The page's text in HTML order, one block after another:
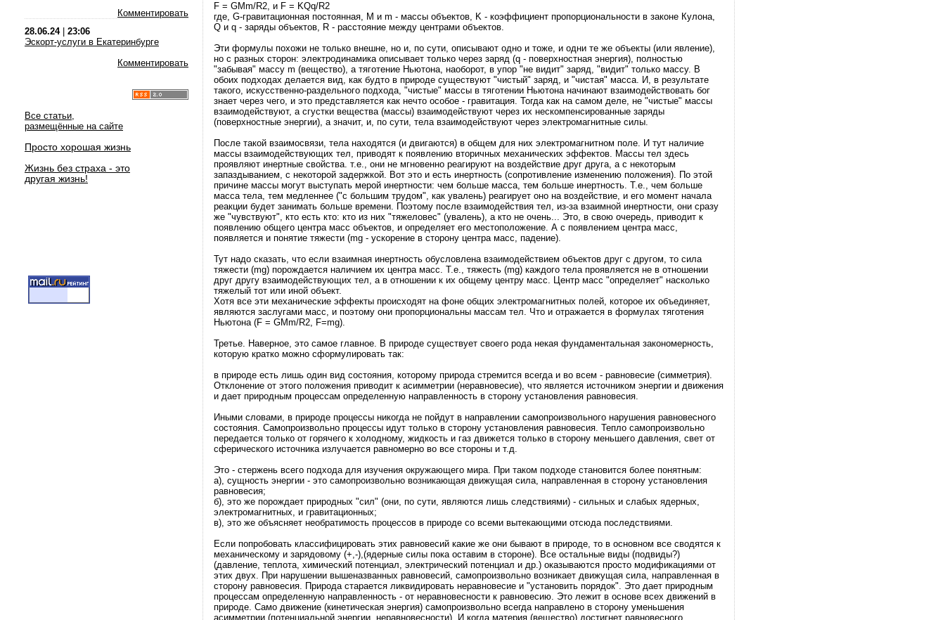
Комментировать
28.06.24| 23:06
Эскорт-услуги в Екатеринбурге
Комментировать
Все статьи,
размещённые на сайте
Просто хорошая жизнь
Жизнь без страха - это
другая жизнь!
F = GMm/R2, и F = KQq/R2
где, G-гравитационная постоянная, M и m - массы объектов, K - коэффициент пропорциональности в законе Кулона,
Q и q - заряды объектов, R - расстояние между центрами объектов.
Эти формулы похожи не только внешне, но и, по сути, описывают одно и тоже, и одни те же объекты (или явление),
но с разных сторон: электродинамика описывает только через заряд (q - поверхностная энергия), полностью
"забывая" массу m (вещество), а тяготение Ньютона, наоборот, в упор "не видит" заряд, "видит" только массу. В
обоих подходах делается вид, как будто в природе существуют "чистый" заряд, и "чистая" масса. И, в результате
такого, искусственно-раздельного подхода, "чистые" массы в тяготении Ньютона начинают взаимодействовать бог
знает через чего, и это представляется как нечто особое - гравитация. Тогда как на самом деле, не "чистые" массы
взаимодействуют, а сгустки вещества (массы) взаимодействуют через их нескомпенсированные заряды
(поверхностные энергии), а значит, и, по сути, тела взаимодействуют через электромагнитные силы.
После такой взаимосвязи, тела находятся (и двигаются) в общем для них электромагнитном поле. И тут наличие
массы взаимодействующих тел, приводят к появлению вторичных механических эффектов. Массы тел здесь
проявляют инертные свойства. т.е., они не мгновенно реагируют на воздействие друг друга, а с некоторым
запаздыванием, с некоторой задержкой. Вот это и есть инертность (сопротивление изменению положения). По этой
причине массы могут выступать мерой инертности: чем больше масса, тем больше инертность. Т.е., чем больше
масса тела, тем медленнее ("с большим трудом", как увалень) реагирует оно на воздействие, и его момент начала
реакции будет занимать больше времени. Поэтому после взаимодействия тел, из-за взаимной инертности, они сразу
же "чувствуют", кто есть кто: кто из них "тяжеловес" (увалень), а кто не очень... Это, в свою очередь, приводит к
появлению общего центра масс объектов, и определяет его местоположение. А с появлением центра масс,
появляется и понятие тяжести (mg - ускорение в сторону центра масс, падение).
Тут надо сказать, что если взаимная инертность обусловлена взаимодействием объектов друг с другом, то сила
тяжести (mg) порождается наличием их центра масс. Т.е., тяжесть (mg) каждого тела проявляется не в отношении
друг другу взаимодействующих тел, а в отношении к их общему центру масс. Центр масс "определяет" насколько
тяжелый тот или иной объект.
Хотя все эти механические эффекты происходят на фоне общих электромагнитных полей, которое их объединяет,
являются заслугами масс, и поэтому они пропорциональны массам тел. Что и отражается в формулах тяготения
Ньютона (F = GMm/R2, F=mg).
Третье. Наверное, это самое главное. В природе существует своего рода некая фундаментальная закономерность,
которую кратко можно сформулировать так:
в природе есть лишь один вид состояния, которому природа стремится всегда и во всем - равновесие (симметрия).
Отклонение от этого положения приводит к асимметрии (неравновесие), что является источником энергии и движения
и дает природным процессам определенную направленность в сторону установления равновесия.
Иными словами, в природе процессы никогда не пойдут в направлении самопроизвольного нарушения равновесного
состояния. Самопроизвольно процессы идут только в сторону установления равновесия. Тепло самопроизвольно
передается только от горячего к холодному, жидкость и газ движется только в сторону меньшего давления, свет от
сферического источника излучается равномерно во все стороны и т.д.
Это - стержень всего подхода для изучения окружающего мира. При таком подходе становится более понятным:
а), сущность энергии - это самопроизвольно возникающая движущая сила, направленная в сторону установления
равновесия;
б), это же порождает природных "сил" (они, по сути, являются лишь следствиями) - сильных и слабых ядерных,
электромагнитных, и гравитационных;
в), это же объясняет необратимость процессов в природе со всеми вытекающими отсюда последствиями.
Если попробовать классифицировать этих равновесий какие же они бывают в природе, то в основном все сводятся к
механическому и зарядовому (+,-),(ядерные силы пока оставим в стороне). Все остальные виды (подвиды?)
(давление, теплота, химический потенциал, электрический потенциал и др.) оказываются просто модификациями от
этих двух. При нарушении вышеназванных равновесий, самопроизвольно возникает движущая сила, направленная в
сторону равновесия. Природа старается ликвидировать неравновесие и "установить порядок". Это дает природным
процессам определенную направленность - от неравновесности к равновесию. Это лежит в основе всех движений в
природе. Само движение (кинетическая энергия) самопроизвольно всегда направлено в сторону уменьшения
асимметрии (потенциальной энергии, неравновесности). И когда материя (вещество) достигнет равновесного